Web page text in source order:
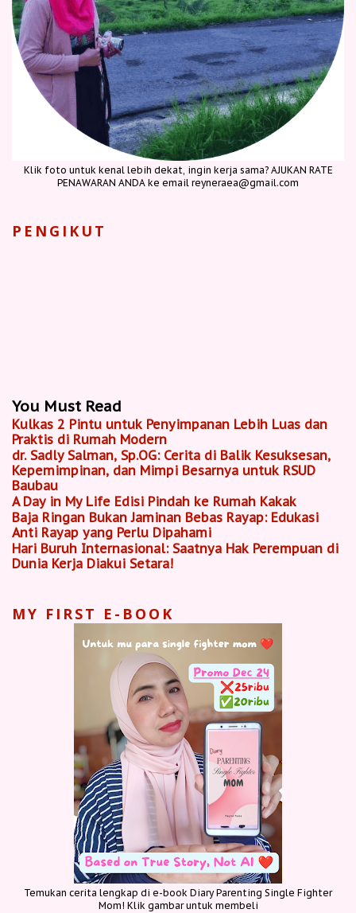
Klik foto untuk kenal lebih dekat, ingin kerja sama? AJUKAN RATE
PENAWARAN ANDA ke email reyneraea@gmail.com
PENGIKUT
You Must Read
Kulkas 2 Pintu untuk Penyimpanan Lebih Luas dan
Praktis di Rumah Modern
dr. Sadly Salman, Sp.OG: Cerita di Balik Kesuksesan,
Kepemimpinan, dan Mimpi Besarnya untuk RSUD
Baubau
A Day in My Life Edisi Pindah ke Rumah Kakak
Baja Ringan Bukan Jaminan Bebas Rayap: Edukasi
Anti Rayap yang Perlu Dipahami
Hari Buruh Internasional: Saatnya Hak Perempuan di
Dunia Kerja Diakui Setara!
MY FIRST E-BOOK
Temukan cerita lengkap di e-book Diary Parenting Single Fighter
Mom! Klik gambar untuk membeli